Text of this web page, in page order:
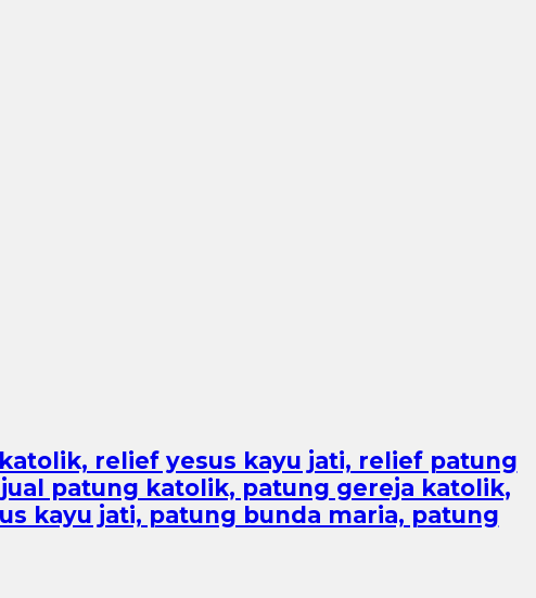
relief yesus kayu jati, relief patung
patung katolik, patung gereja katolik,
kayu jati, patung bunda maria, patung